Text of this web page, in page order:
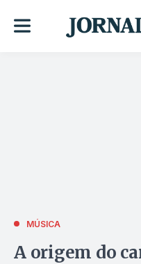
MÚSICA
A origem do